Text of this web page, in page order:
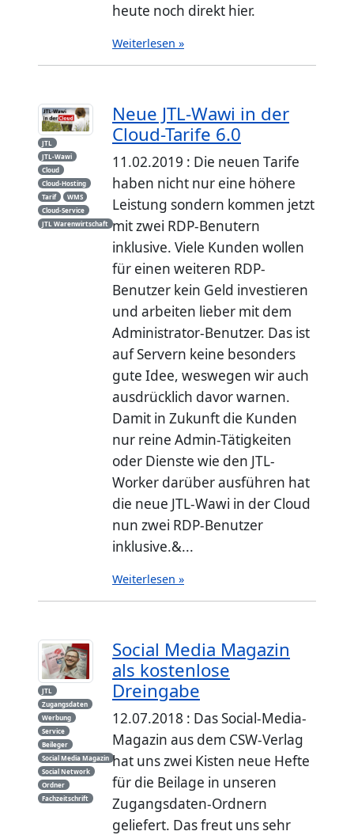
heute noch direkt hier.
Weiterlesen »
JTL
JTL-Wawi
Cloud
Cloud-Hosting
Tarif
WMS
Cloud-Service
JTL Warenwirtschaft
Neue JTL-Wawi in der
Cloud-Tarife 6.0
11.02.2019 : Die neuen Tarife
haben nicht nur eine höhere
Leistung sondern kommen jetzt
mit zwei RDP-Benutern
inklusive. Viele Kunden wollen
für einen weiteren RDP-
Benutzer kein Geld investieren
und arbeiten lieber mit dem
Administrator-Benutzer. Das ist
auf Servern keine besonders
gute Idee, weswegen wir auch
ausdrücklich davor warnen.
Damit in Zukunft die Kunden
nur reine Admin-Tätigkeiten
oder Dienste wie den JTL-
Worker darüber ausführen hat
die neue JTL-Wawi in der Cloud
nun zwei RDP-Benutzer
inklusive.&...
Weiterlesen »
JTL
Zugangsdaten
Werbung
Service
Beileger
Social Media Magazin
Social Network
Ordner
Fachzeitschrift
Social Media Magazin
als kostenlose
Dreingabe
12.07.2018 : Das Social-Media-
Magazin aus dem CSW-Verlag
hat uns zwei Kisten neue Hefte
für die Beilage in unseren
Zugangsdaten-Ordnern
geliefert. Das freut uns sehr